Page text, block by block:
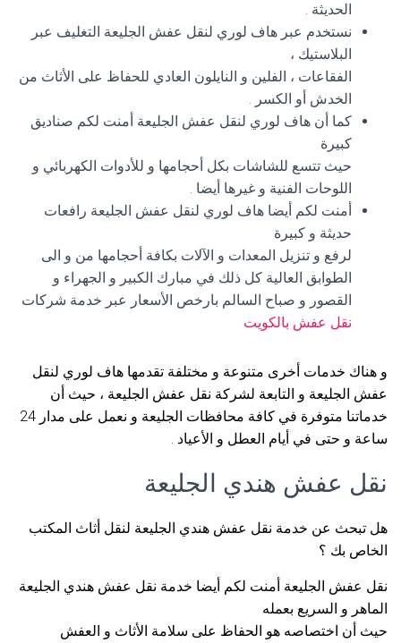
الحديثة .
نستخدم عبر هاف لوري لنقل عفش الجليعة التغليف عبر
البلاستيك ،
الفقاعات ، الفلين و النايلون العادي للحفاظ على الأثاث من
الخدش أو الكسر .
كما أن هاف لوري لنقل عفش الجليعة أمنت لكم صناديق
كبيرة
حيث تتسع للشاشات بكل أحجامها و للأدوات الكهربائي و
اللوحات الفنية و غيرها أيضا .
أمنت لكم أيضا هاف لوري لنقل عفش الجليعة رافعات
حديثة و كبيرة
لرفع و تنزيل المعدات و الآلات بكافة أحجامها من و الى
الطوابق العالية كل ذلك في مبارك الكبير و الجهراء و
القصور و صباح السالم بارخص الأسعار عبر خدمة شركات
نقل عفش بالكويت
و هناك خدمات أخرى متنوعة و مختلفة تقدمها هاف لوري لنقل
عفش الجليعة و التابعة لشركة نقل عفش الجليعة ، حيث أن
خدماتنا متوفرة في كافة محافظات الجليعة و نعمل على مدار 24
ساعة و حتى في أيام العطل و الأعياد .
نقل عفش هندي الجليعة
هل تبحث عن خدمة نقل عفش هندي الجليعة لنقل أثاث المكتب
الخاص بك ؟
نقل عفش الجليعة أمنت لكم أيضا خدمة نقل عفش هندي الجليعة
الماهر و السريع بعمله
حيث أن اختصاصه هو الحفاظ على سلامة الأثاث و العفش